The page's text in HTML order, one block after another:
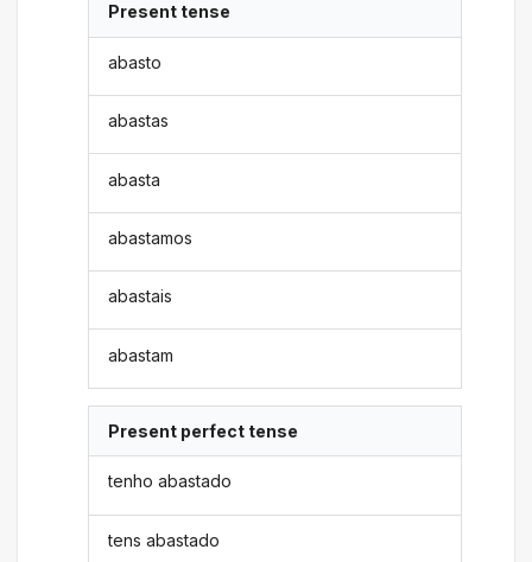
Present tense
abasto
abastas
abasta
abastamos
abastais
abastam
Present perfect tense
tenho abastado
tens abastado